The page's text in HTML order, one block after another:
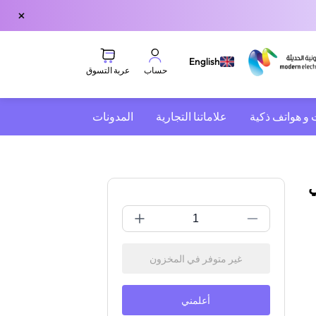
×
English
حساب عربة التسوق
و هواتف ذكية علاماتنا التجارية المدونات
غير متوفر في المخزون
أعلمني